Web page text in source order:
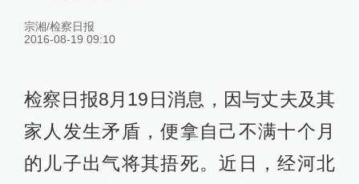
宗湘/检察日报
2016-08-19 09:10
检察日报8月19日消息，因与丈夫及其
家人发生矛盾，便拿自己不满十个月
的儿子出气将其捂死。近日，经河北